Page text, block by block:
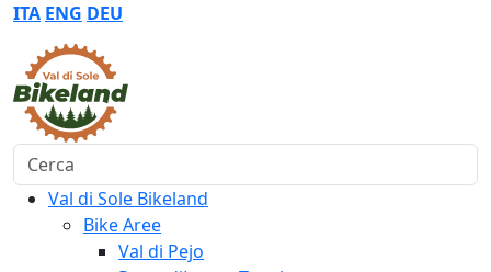
ITA ENG DEU
Cerca
Val di Sole Bikeland
Bike Aree
Val di Pejo